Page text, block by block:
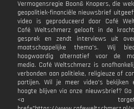
Vermogensregie Boon& Knopers, die
geopolitiek-financiële nieuwsbrief
video is geproduceerd door Café
Café Weltschmerz gelooft in de
gesprek en zendt interviews uit
maatschappelijke thema's. Wij
hoogwaardig alternatief voor de
media. Café Weltschmerz is
verbonden aan politieke, religieuze of
partijen. Wil je meer video's bekijken
hoogte blijven via onze nieuwsbrief? Ga
<a